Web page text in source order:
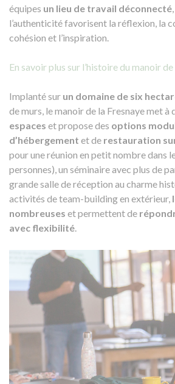
équipes un lieu de travail déconnecté
l’authenticité favorisent la réflexion, la
cohésion et l’inspiration.
En savoir plus sur l’histoire du manoir
Implanté sur un domaine de six
de murs, le manoir de la Fresnaye met à
espaces et propose des options
d’hébergement et de restauration
pour une réunion en petit nombre dans
personnes), un séminaire avec plus de
grande salle de réception au charme
activités de team-building en extérieur,
nombreuses et permettent de
avec flexibilité